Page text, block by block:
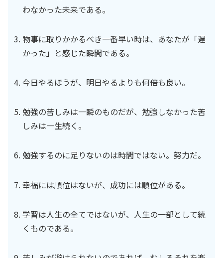
わなかった未来である。
物事に取りかかるべき一番早い時は、あなたが「遅
かった」と感じた瞬間である。
今日やるほうが、明日やるよりも何倍も良い。
勉強の苦しみは一瞬のものだが、勉強しなかった苦
しみは一生続く。
勉強するのに足りないのは時間ではない。努力だ。
幸福には順位はないが、成功には順位がある。
学習は人生の全てではないが、人生の一部として続
くものである。